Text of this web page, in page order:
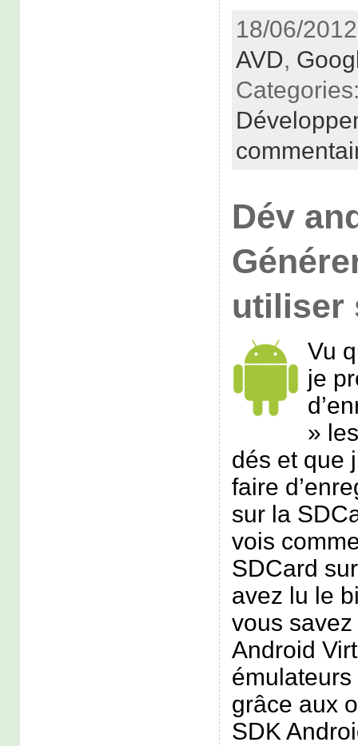
18/06/
AVD,
Dév
utiliser
Vu
je
»
dés et que
faire
sur la
vois
SDCard
avez lu le
vous
Android
émulateurs
grâce aux
SDK